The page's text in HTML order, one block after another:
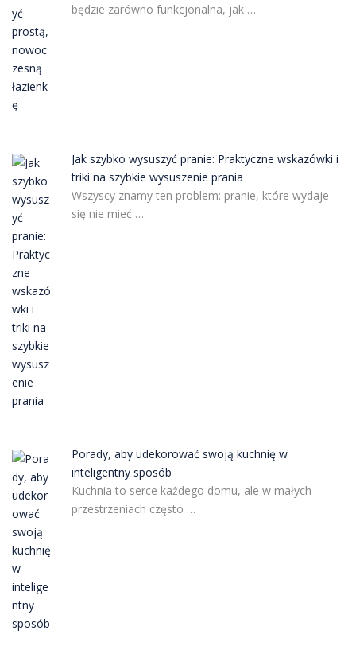
będzie zarówno funkcjonalna, jak …
Jak szybko wysuszyć pranie: Praktyczne wskazówki i
triki na szybkie wysuszenie prania
Wszyscy znamy ten problem: pranie, które wydaje
się nie mieć …
Porady, aby udekorować swoją kuchnię w
inteligentny sposób
Kuchnia to serce każdego domu, ale w małych
przestrzeniach często …